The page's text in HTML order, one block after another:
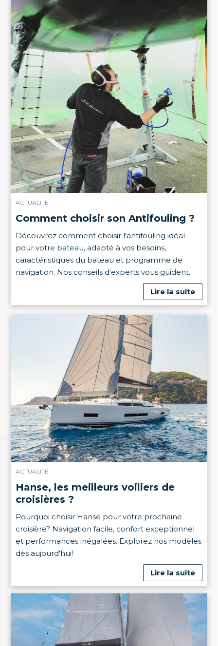
ACTUALITÉ
Comment choisir son Antifouling ?
Découvrez comment choisir l'antifouling idéal
pour votre bateau, adapté à vos besoins,
caractéristiques du bateau et programme de
navigation. Nos conseils d'experts vous guident.
Lire la suite
ACTUALITÉ
Hanse, les meilleurs voiliers de
croisières ?
Pourquoi choisir Hanse pour votre prochaine
croisière? Navigation facile, confort exceptionnel
et performances inégalées. Explorez nos modèles
dès aujourd'hui!
Lire la suite